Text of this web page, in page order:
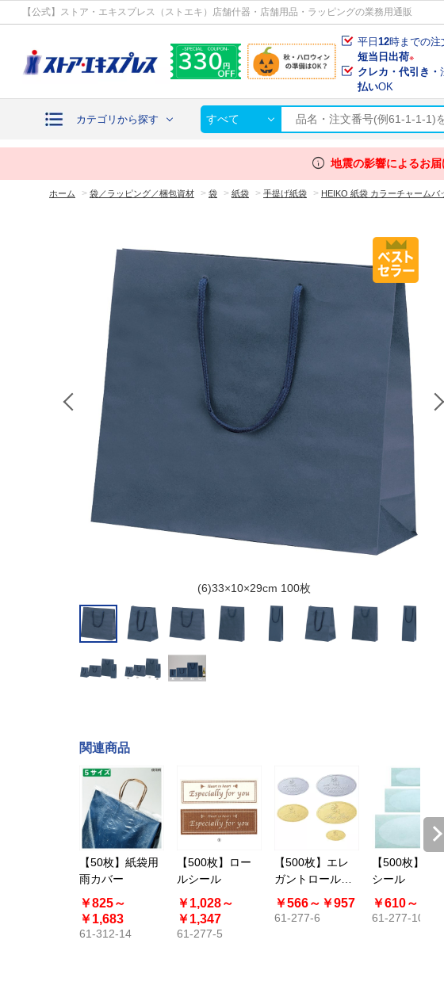
【公式】ストア・エキスプレス（ストエキ）店舗什器・店舗用品・ラッピングの業務用通販
平日12時までの注
短当日出荷※
クレカ・代引き・
払いOK
カテゴリから探す すべて
info 地震の影響によるお
ホーム > 袋／ラッピング／梱包資材 > 袋 > 紙袋 > 手提げ紙袋 > HEIKO 紙袋 カラーチャーム
(6)33×10×29cm 100枚
関連商品
【50枚】紙袋用
雨カバー
￥825～
￥1,683
61-312-14
【500枚】ロー
ルシール
￥1,028～
￥1,347
61-277-5
【500枚】エレ
ガントロールシ
ール メタリック
￥566～ ￥957
61-277-6
【500枚】透明
シール
￥610～
61-277-10